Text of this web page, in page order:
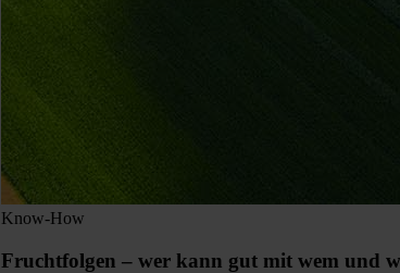
Know-How
Fruchtfolgen – wer kann gut mit wem und